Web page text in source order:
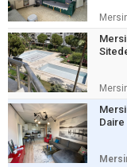
Daire